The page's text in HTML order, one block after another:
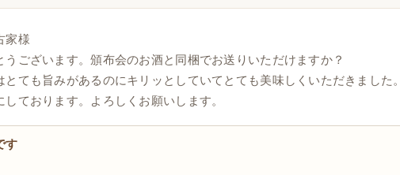
家様
うございます。頒布会のお酒と同梱でお送りいただけますか？
とても旨みがあるのにキリッとしていてとても美味しくいただきました。
ております。よろしくお願いします。
す